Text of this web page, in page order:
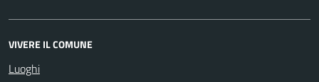
VIVERE IL COMUNE
Luoghi